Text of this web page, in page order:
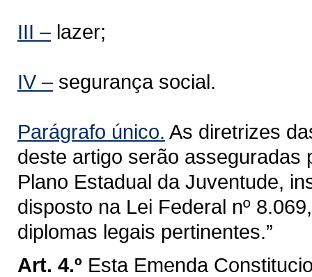
III –lazer;
IV –segurança social.
Parágrafo único. As diretrizes
deste artigo serão asseguradas
Plano Estadual da Juventude,
disposto na Lei Federal nº
diplomas legais pertinentes.”
Art. 4.º Esta Emenda